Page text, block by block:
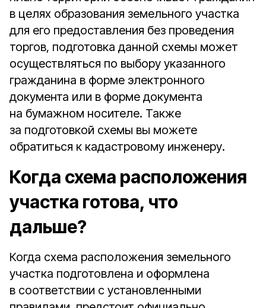
в целях образования земельного участка
для его предоставления без проведения
торгов, подготовка данной схемы может
осуществляться по выбору указанного
гражданина в форме электронного
документа или в форме документа
на бумажном носителе. Также
за подготовкой схемы вы можете
обратиться к кадастровому инженеру.
Когда схема расположения
участка готова, что
дальше?
Когда схема расположения земельного
участка подготовлена и оформлена
в соответствии с установленными